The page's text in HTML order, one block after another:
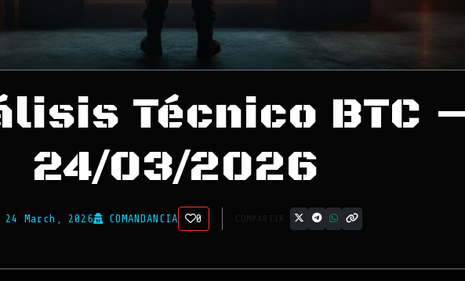
Técnico BTC
24/03/2026
24 March, 2026 COMANDANCIA 0 COMPARTIR: